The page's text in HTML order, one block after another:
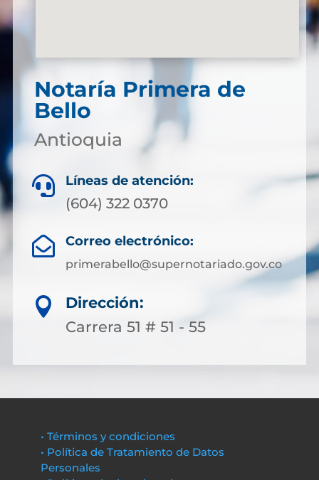
Notaría Primera de
Bello
Antioquia
 Líneas de atención:
(604) 322 0370
 Correo electrónico:
primerabello@supernotariado.gov.co

Dirección:
Carrera 51 # 51 - 55
• Términos y condiciones
• Política de Tratamiento de Datos
Personales